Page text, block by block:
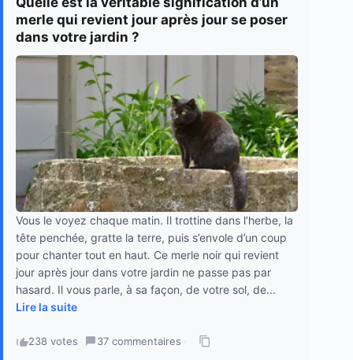
merle qui revient jour après jour se poser
dans votre jardin ?
Vous le voyez chaque matin. Il trottine dans l’herbe, la
tête penchée, gratte la terre, puis s’envole d’un coup
pour chanter tout en haut. Ce merle noir qui revient
jour après jour dans votre jardin ne passe pas par
hasard. Il vous parle, à sa façon, de votre sol, de...
Lire la suite
238 votes · 37 commentaires ·